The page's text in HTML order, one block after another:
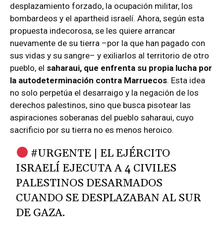
desplazamiento forzado, la ocupación militar, los
bombardeos y el apartheid israelí. Ahora, según esta
propuesta indecorosa, se les quiere arrancar
nuevamente de su tierra –por la que han pagado con
sus vidas y su sangre– y exiliarlos al territorio de otro
pueblo, el saharaui, que enfrenta su propia lucha por
la autodeterminación contra Marruecos. Esta idea
no solo perpetúa el desarraigo y la negación de los
derechos palestinos, sino que busca pisotear las
aspiraciones soberanas del pueblo saharaui, cuyo
sacrificio por su tierra no es menos heroico.
#URGENTE | EL EJÉRCITO
ISRAELÍ EJECUTA A 4 CIVILES
PALESTINOS DESARMADOS
CUANDO SE DESPLAZABAN AL SUR
DE GAZA.